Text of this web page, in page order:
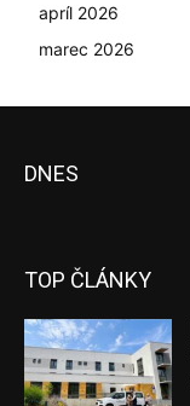
apríl 2026
marec 2026
DNES
TOP ČLÁNKY